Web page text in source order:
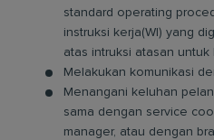
standard operating
instruksi kerja(WI) yang
atas intruksi atasan
Melakukan komunikasi
Menangani keluhan
sama dengan service
manager, atau dengan